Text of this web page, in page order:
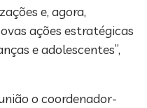
e, agora,
ações estratégicas
e adolescentes”,
o coordenador-